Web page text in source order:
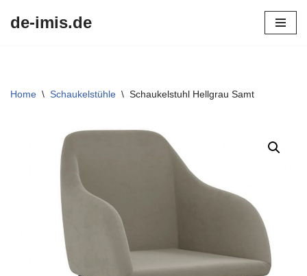
de-imis.de
Home \ Schaukelstühle \ Schaukelstuhl Hellgrau Samt